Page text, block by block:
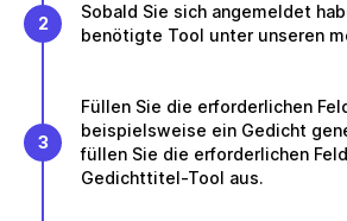
2
Sobald Sie sich angemeldet
benötigte Tool unter unseren
3
Füllen Sie die erforderlichen
beispielsweise ein Gedicht
füllen Sie die erforderlichen
Gedichttitel-Tool aus.